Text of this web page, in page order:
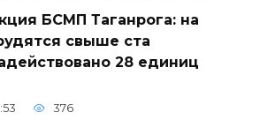
БСМП Таганрога: на
свыше ста
28 единиц
376